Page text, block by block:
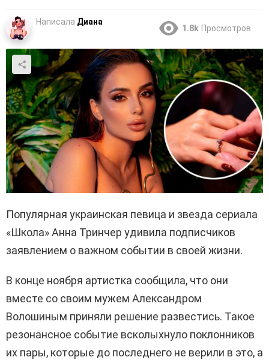
Написала Диана
1.8k Просмотров
Популярная украинская певица и звезда сериала
«Школа» Анна Тринчер удивила подписчиков
заявлением о важном событии в своей жизни.
В конце ноября артистка сообщила, что они
вместе со своим мужем Александром
Волошиным приняли решение развестись. Такое
резонансное событие всколыхнуло поклонников
их пары, которые до последнего не верили в это, а